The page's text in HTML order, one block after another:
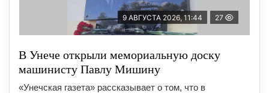
9 АВГУСТА 2026, 11:44 27
В Унече открыли мемориальную доску
машинисту Павлу Мишину
«Унечская газета» рассказывает о том, что в